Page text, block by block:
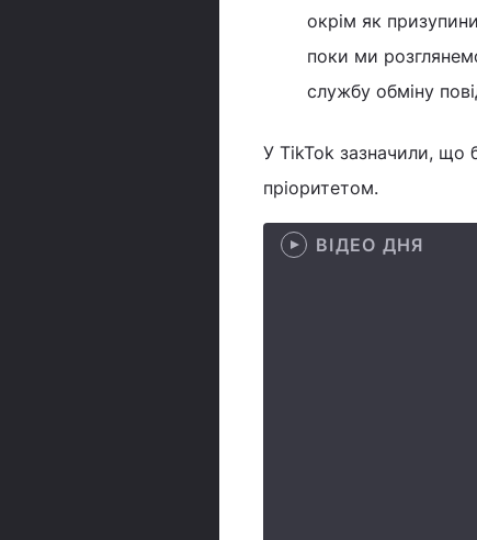
окрім як
поки ми
службу обміну
У TikTok зазначили, що
пріоритетом.
ВІДЕО ДНЯ